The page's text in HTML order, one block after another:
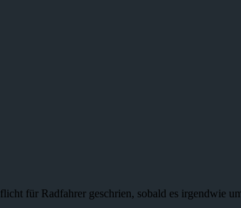
für Radfahrer geschrien, sobald es irgendwie